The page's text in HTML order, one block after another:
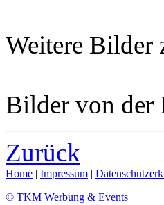
Weitere Bilder
Bilder von der
Zurück
Home | Impressum |
© TKM Werbung & Events